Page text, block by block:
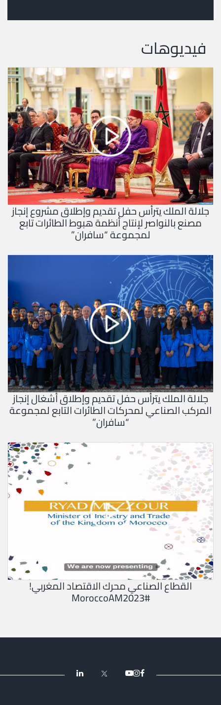
فيديوهات
جلالة الملك يترأس حفل تقديم وإطلاق مشروع إنجاز
مصنع بالنواصر لإنتاج أنظمة هبوط الطائرات تابع
لمجموعة “سافران”
جلالة الملك يترأس حفل تقديم وإطلاق أشغال إنجاز
المركب الصناعي لمحركات الطائرات التابع لمجموعة
“سافران”
القطاع الصناعي محرك الاقتصاد المغربي!
#MoroccoAM2023